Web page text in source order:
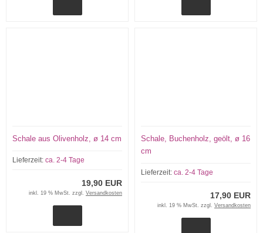
Schale aus Olivenholz, ø 14 cm
Lieferzeit: ca. 2-4 Tage
19,90 EUR
inkl. 19 % MwSt. zzgl. Versandkosten
Schale, Buchenholz, geölt, ø 16
cm
Lieferzeit: ca. 2-4 Tage
17,90 EUR
inkl. 19 % MwSt. zzgl. Versandkosten